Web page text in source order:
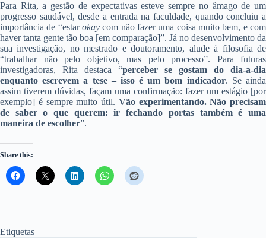
Para Rita, a gestão de expectativas esteve sempre no âmago de um
progresso saudável, desde a entrada na faculdade, quando concluiu a
importância de “estarokay com não fazer uma coisa muito bem, e com
haver tanta gente tão boa [em comparação]”. Já no desenvolvimento da
sua investigação, no mestrado e doutoramento, alude à filosofia de
“trabalhar não pelo objetivo, mas pelo processo”. Para futuras
investigadoras, Rita destaca “perceber se gostam do dia-a-dia
enquanto escrevem a tese – isso é um bom indicador. Se ainda
assim tiverem dúvidas, façam uma confirmação: fazer um estágio [por
exemplo] é sempre muito útil. Vão experimentando. Não precisam
de saber o que querem: ir fechando portas também é uma
maneira de escolher”.
Share this:
Etiquetas